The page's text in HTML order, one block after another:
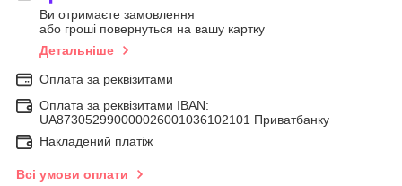
Ви отримаєте замовлення
або гроші повернуться на вашу картку
Детальніше
Оплата за реквізитами
Оплата за реквізитами IBAN:
UA873052990000026001036102101 Приватбанку
Накладений платіж
Всі умови оплати